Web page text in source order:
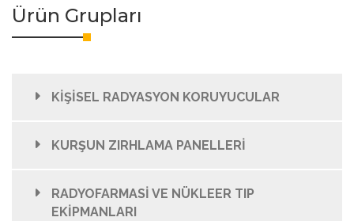
Ürün Grupları
KİŞİSEL RADYASYON KORUYUCULAR
KURŞUN ZIRHLAMA PANELLERİ
RADYOFARMASİ VE NÜKLEER TIP
EKİPMANLARI